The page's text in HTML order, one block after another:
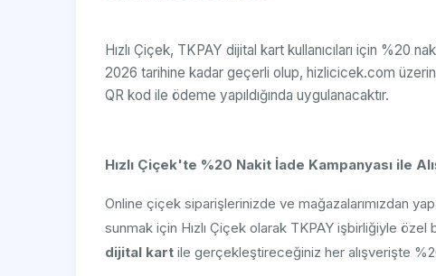
Hızlı Çiçek, TKPAY dijital kart kullanıcıları için %20
2026 tarihine kadar geçerli olup, hizlicicek.com
QR kod ile ödeme yapıldığında uygulanacaktır.
Hızlı Çiçek'te %20 Nakit İade Kampanyası ile
Online çiçek siparişlerinizde ve mağazalarımızdan
sunmak için Hızlı Çiçek olarak TKPAY işbirliğiyle
dijital kart ile gerçekleştireceğiniz her alışverişte